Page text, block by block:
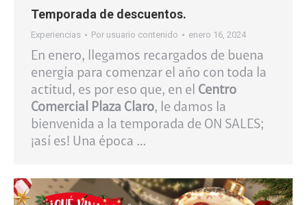
Temporada de descuentos.
Experiencias Por usuario contenido enero 16, 2024
En enero, llegamos recargados de buena
energía para comenzar el año con toda la
actitud, es por eso que, en el Centro
Comercial Plaza Claro, le damos la
bienvenida a la temporada de ON SALES;
¡así es! Una época …